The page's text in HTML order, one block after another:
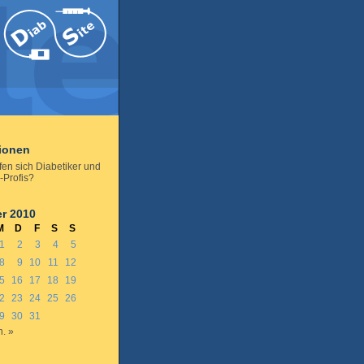
sich Diabetiker und
Profis?
2010
D F S
S
1
2 3 4
5
8 9 10 11
12
16 17 18
19
23 24 25
26
30 31
»